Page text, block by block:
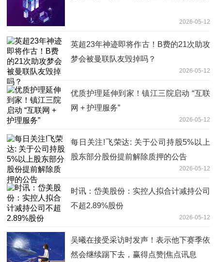
2026-05-12
英超23年神迹即将作古！B费的21次助攻
梦会被曼联队友毁掉吗？
2026-05-12
优质护理延伸到家！镇江三院启动 “互联
网 + 护理服务”
2026-05-12
每日关注!飞荣达: 关于公司持股5%以上
股东部分股份提前解除质押的公告
2026-05-12
时讯：岱美股份：实控人拟合计减持公司
不超2.89%股份
2026-05-12
吴曦在接受采访时发声！表示他下赛季依
然会继续踢下去，赢得点赞|焦点讯息